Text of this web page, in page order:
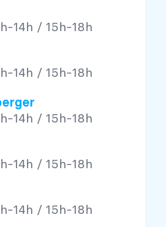
14h / 15h-18h
14h / 15h-18h
14h / 15h-18h
14h / 15h-18h
14h / 15h-18h